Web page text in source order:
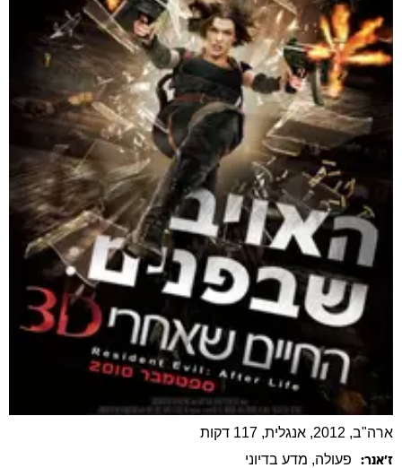
ארה"ב, 2012, אנגלית, 117 דקות
ז׳אנר: פעולה, מדע בדיוני